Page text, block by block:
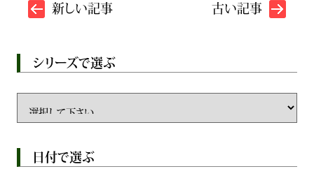
古い記事
新しい記事
シリーズで選ぶ
日付で選ぶ